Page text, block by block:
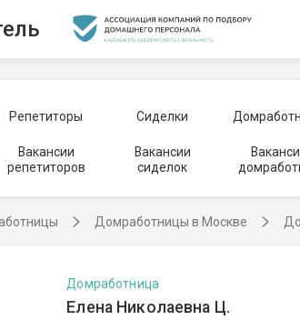
Репетиторы Сиделки
Вакансии
репетиторов
Вакансии
сиделок
Домработницы в Москве
Елена Николаевна Ц.
Домработница